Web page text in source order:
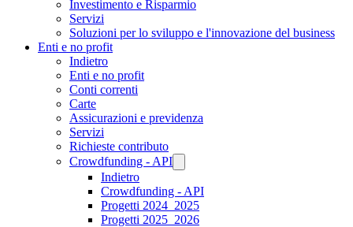
Investimento e Risparmio
Servizi
Soluzioni per lo sviluppo e l'innovazione del business
Enti e no profit
Indietro
Enti e no profit
Conti correnti
Carte
Assicurazioni e previdenza
Servizi
Richieste contributo
Crowdfunding - API
Indietro
Crowdfunding - API
Progetti 2024_2025
Progetti 2025_2026